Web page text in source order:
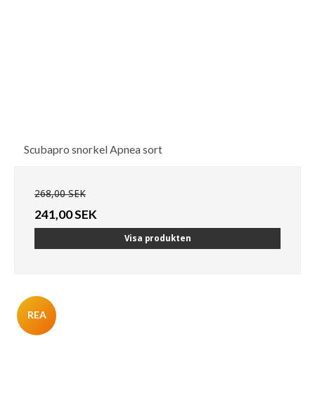
Scubapro snorkel Apnea sort
268,00 SEK
241,00 SEK
Visa produkten
REA